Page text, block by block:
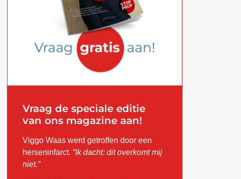
Vraag de speciale editie
van ons magazine aan!
Viggo Waas werd getroffen door een
herseninfarct. “Ik dacht: dit overkomt mij
niet.”